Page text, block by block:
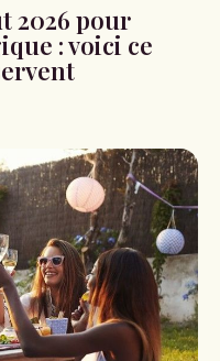
2026 pour
: voici ce